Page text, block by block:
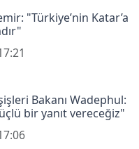
"Türkiye’nin Katar’a
Bakanı Wadephul:
bir yanıt vereceğiz"